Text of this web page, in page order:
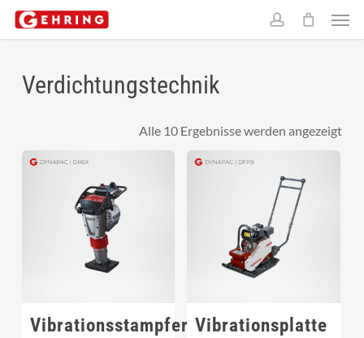
Skip
account
Verdichtungstechnik
Alle 10 Ergebnisse werden angezeigt
Vibrationsstampfer Vibrationsplatte